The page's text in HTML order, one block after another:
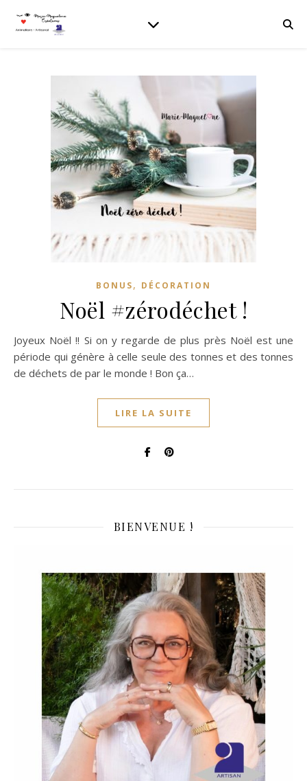
BONUS, DÉCORATION
Noël #zérodéchet !
Joyeux Noël !! Si on y regarde de plus près Noël est une
période qui génère à celle seule des tonnes et des tonnes
de déchets de par le monde ! Bon ça…
LIRE LA SUITE
BIENVENUE !